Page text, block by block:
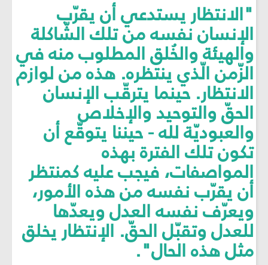
"الانتظار يستدعي أن يقرّب
الإنسان نفسه من تلك الشّاكلة
والهيئة والخُلق المطلوب منه في
الزّمن الّذي ينتظره. هذه من لوازم
الانتظار. حينما يترقّب الإنسان
الحقّ والتوحيد والإخلاص
والعبوديّة لله - حيننا يتوقّع أن
تكون تلك الفترة بهذه
المواصفات، فيجب عليه كمنتظر
أن يقرّب نفسه من هذه الأمور،
ويعرّف نفسه العدل ويعدّها
للعدل وتقبّل الحقّ. الإنتظار يخلق
مثل هذه الحال".